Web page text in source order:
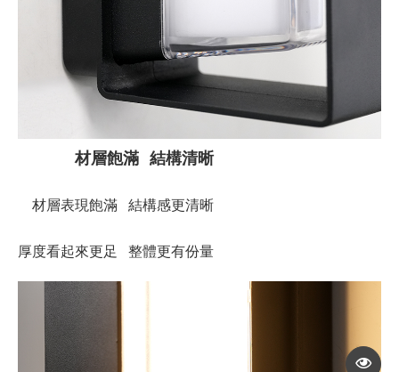
材層飽滿 結構清晰
材層表現飽滿 結構感更清晰
厚度看起來更足 整體更有份量